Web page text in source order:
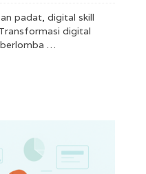
padat, digital skill
digital
…